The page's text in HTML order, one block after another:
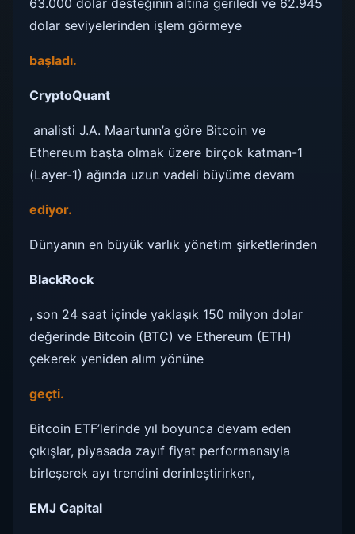
63.000 dolar desteğinin altına geriledi ve 62.945
dolar seviyelerinden işlem görmeye
başladı.
CryptoQuant
analisti J.A. Maartunn’a göre Bitcoin ve
Ethereum başta olmak üzere birçok katman-1
(Layer-1) ağında uzun vadeli büyüme devam
ediyor.
Dünyanın en büyük varlık yönetim şirketlerinden
BlackRock
, son 24 saat içinde yaklaşık 150 milyon dolar
değerinde Bitcoin (BTC) ve Ethereum (ETH)
çekerek yeniden alım yönüne
geçti.
Bitcoin ETF’lerinde yıl boyunca devam eden
çıkışlar, piyasada zayıf fiyat performansıyla
birleşerek ayı trendini derinleştirirken,
EMJ Capital